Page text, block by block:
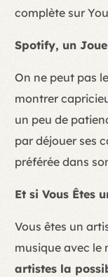
complète sur
Spotify, un
On ne peut pas
montrer
un peu de
par déjouer ses
préférée dans
Et si Vous Êtes
Vous êtes un
musique avec le
artistes la